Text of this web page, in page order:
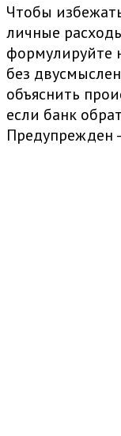
Чтобы
личные
формулируйте
без
объяснить
если банк
Предупрежден